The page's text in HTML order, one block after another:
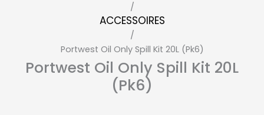
/
ACCESSOIRES
/
Portwest Oil Only Spill Kit 20L (Pk6)
Portwest Oil Only Spill Kit 20L
(Pk6)